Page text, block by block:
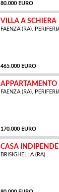
80.000 EURO
VILLA A SCHIERA
FAENZA (RA),
465.000 EURO
APPARTAMENTO
FAENZA (RA),
170.000 EURO
CASA
BRISIGHELLA (RA)